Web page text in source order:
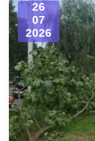
26
07
2026